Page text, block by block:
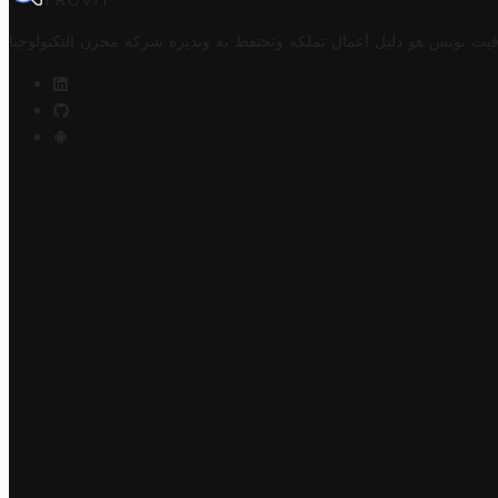
تونس هو دليل أعمال تملكه وتحتفظ به وتديره شركة مخزن التكنولوجيا